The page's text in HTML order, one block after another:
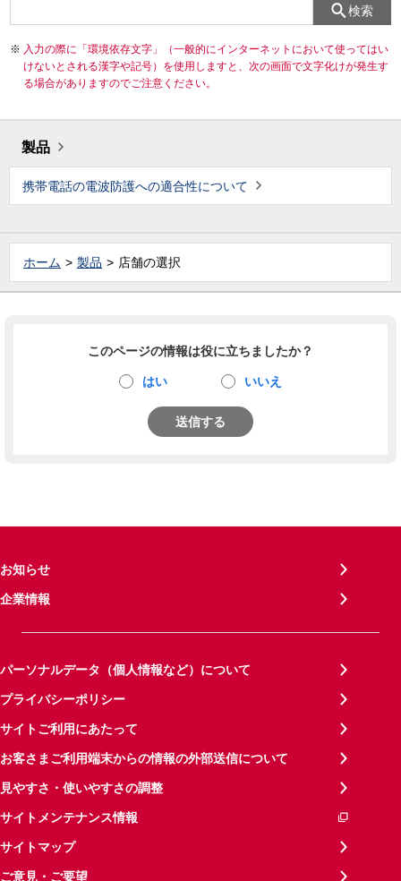
検索
入力の際に「環境依存文字」（一般的にインターネットにおいて使ってはい
けないとされる漢字や記号）を使用しますと、次の画面で文字化けが発生す
る場合がありますのでご注意ください。
製品
携帯電話の電波防護への適合性について
ホーム 製品 店舗の選択
このページの情報は役に立ちましたか？
はい いいえ
送信する
お知らせ
企業情報
パーソナルデータ（個人情報など）について
プライバシーポリシー
サイトご利用にあたって
お客さまご利用端末からの情報の外部送信について
見やすさ・使いやすさの調整
サイトメンテナンス情報
サイトマップ
ご意見・ご要望